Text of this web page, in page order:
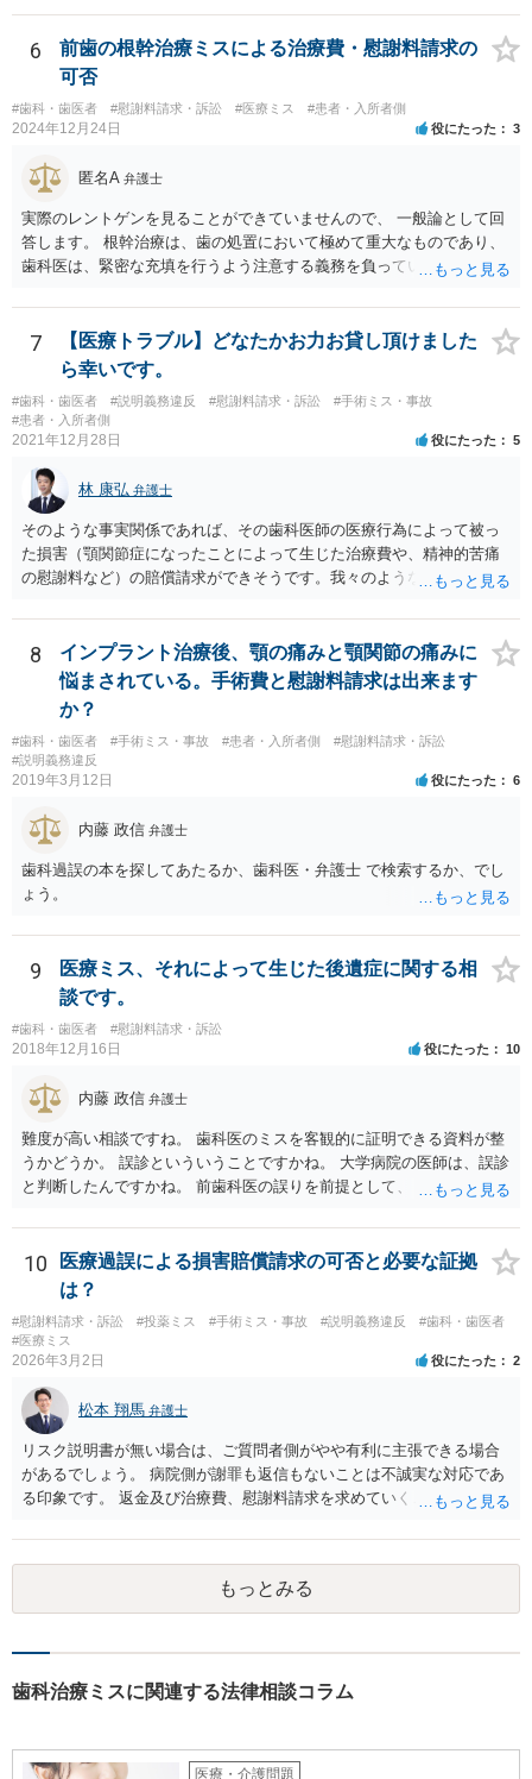
て予定する定めをしてはならない。 ２ 事業主は、女性労働者が婚姻
したことを理由として、解雇してはならない。 ３ 事業主は、その雇
用する女性労働者が妊娠したこと、出産したこと、労働基準法（昭和
二十二年法律第四十九号）第六十五条第一項の規定による休業を請求
し、又は同項若しくは同条第二項の規定による休業をしたことその他
の妊娠又は出産に関する事由であつて厚生労働省令で定めるものを理
はならない。 ４ 妊娠中の女性労働者及び出産後一年を経過しない女
該解雇が前項に規定する事由を理由とする解雇でないことを証明した
ときは、この限りでない。
させることができます。 消費者契約法は、いくつか取消の類型を定め
ています。 いくつか該当しそうな取消権をご参考までのせます。 ①土
台と被せ物の治療は通常同じ歯科で行いますので、被せ物の治療費が
益なる事実の不告知があった認められると考えられます。 そのため、
４０万円もかかるとは夢にも思わなかったという事情があれば、不利
益事実の不告知を理由とした取消権を主張することが出来る可能性が
あります（消費者契約法４条２項）。 ②また、保険外治療の必要性に
ついて虚偽の説明があったのであれば、不実告知取消ということも考
えられます（消費者契約法４条１項１号）。 ③そのほか、歯科治療
中、抗らうことが困難な状態で保険外治療の勧誘をされたということ
であれば、最近（令和５年６月１日）施行されたばかりですが、 退去
困難場所（たとえば、待合から診察台へ）に同行された上で困惑して
契約したという類型の取消権（改正消費者契約法４条３項３号）も使
える可能性があります。 一旦、書面で消費者契約法に基づく取消権を
行使するので払えないという 通知をして様子をみるのも手かと思いま
す。 その他、消費生活センターに相談して、間に入ってもらうことも
手かもしれません。
6
前歯の根幹治療ミスによる治療費・慰謝料請求の
可否
#歯科・歯医者 #慰謝料請求・訴訟 #医療ミス #患者・入所者側
2024年12月24日 役にたった 3
匿名A 弁護士
実際のレントゲンを見ることができていませんので、 一般論として回
答します。 根幹治療は、歯の処置において極めて重大なものであり、
歯科医は、緊密な充填を行うよう注意する義務を負っていると考えら
号事件） 当該義務に違反した場合、診療契約の不履行又は不法行為に
基づく損害賠償請求の可能性が生じます。 慰謝料に関しては、通院慰
謝料といった形での請求になろうかと思います。
7
【医療トラブル】どなたかお力お貸し頂けました
ら幸いです。
#歯科・歯医者 #説明義務違反 #慰謝料請求・訴訟
#手術ミス・事故
#患者・入所者側
2021年12月28日 役にたった 5
林 康弘 弁護士
そのような事実関係であれば、その歯科医師の医療行為によって被っ
た損害（顎関節症になったことによって生じた治療費や、精神的苦痛
の慰謝料など）の賠償請求ができそうです。我々のような弁護士に依
科）の先生の協力等を得ることも必要だと思います。
8
インプラント治療後、顎の痛みと顎関節の痛みに
悩まされている。手術費と慰謝料請求は出来ます
か？
#歯科・歯医者 #手術ミス・事故 #患者・入所者側
#慰謝料請求・訴訟
#説明義務違反
2019年3月12日 役にたった 6
内藤 政信 弁護士
歯科過誤の本を探してあたるか、歯科医・弁護士 で検索するか、でし
ょう。
9
医療ミス、それによって生じた後遺症に関する相
談です。
#歯科・歯医者 #慰謝料請求・訴訟
2018年12月16日 役にたった 10
内藤 政信 弁護士
難度が高い相談ですね。 歯科医のミスを客観的に証明できる資料が整
うかどうか。 誤診といういうことですかね。 大学病院の医師は、誤診
と判断したんですかね。 前歯科医の誤りを前提として、 その医師はど
前医師の診断の誤りに起因するものかどうか、 大学病院の医師は、ど
う見ているんでしょうかね。 歯科医の資格を持ってる弁護士もいます
ね。 そのような弁護士を探すのもいいと思いますね。
10
医療過誤による損害賠償請求の可否と必要な証拠
は？
#慰謝料請求・訴訟 #投薬ミス #手術ミス・事故 #説明義務違反
#歯科・歯医者
#医療ミス
2026年3月2日 役にたった 2
松本 翔馬 弁護士
リスク説明書が無い場合は、ご質問者側がやや有利に主張できる場合
があるでしょう。 病院側が謝罪も返信もないことは不誠実な対応であ
る印象です。 返金及び治療費、慰謝料請求を求めていくことになるか
代理人として病院側との交渉窓口となることも方法の一つです。 ご自
身で内容証明を出される場合、書面にご質問者の不利になる事情を記
載した場合はそれ以降の交渉ハードルが上がってしまうため慎重に検
討されるとよいでしょう。
もっとみる
歯科治療ミスに関連する法律相談コラム
医療・介護問題